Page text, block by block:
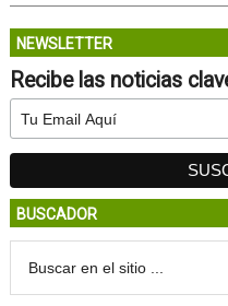
NEWSLETTER
Recibe las noticias
BUSCADOR